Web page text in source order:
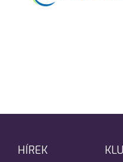
HÍREK